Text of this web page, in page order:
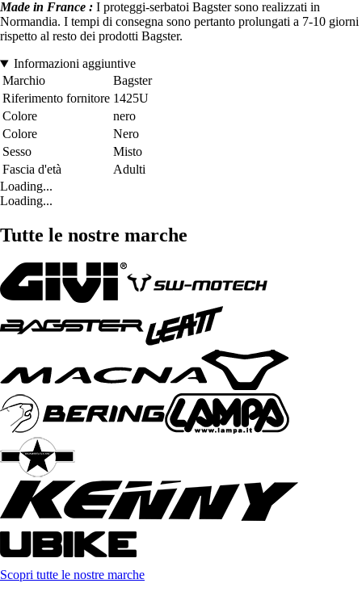
Made in France : I proteggi-serbatoi Bagster sono realizzati in
Normandia. I tempi di consegna sono pertanto prolungati a 7-10 giorni
rispetto al resto dei prodotti Bagster.
Informazioni aggiuntive
Marchio
Bagster
Riferimento fornitore 1425U
Colore
nero
Colore
Nero
Sesso
Misto
Fascia d'età
Adulti
Loading...
Loading...
Tutte le nostre marche
Scopri tutte le nostre marche